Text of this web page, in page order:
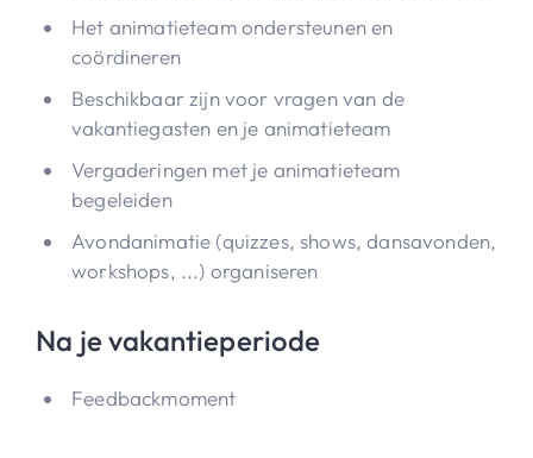
Het animatieteam ondersteunen en
coördineren
Beschikbaar zijn voor vragen van de
vakantiegasten en je animatieteam
Vergaderingen met je animatieteam
begeleiden
Avondanimatie (quizzes, shows, dansavonden,
workshops, ...) organiseren
Na je vakantieperiode
Feedbackmoment